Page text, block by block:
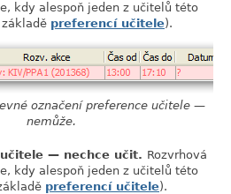
kdy alespoň jeden z učitelů této
preferencí učitele).
označení preference učitele —
nemůže.
— nechce učit. Rozvrhová
kdy alespoň jeden z učitelů této
preferencí učitele).